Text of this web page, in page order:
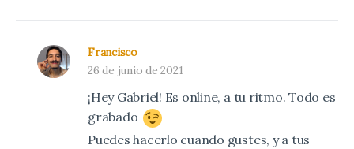
Francisco
26 de junio de 2021
¡Hey Gabriel! Es online, a tu ritmo. Todo es
grabado
Puedes hacerlo cuando gustes, y a tus